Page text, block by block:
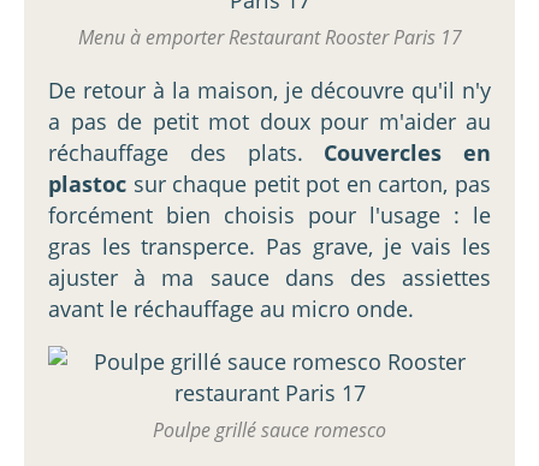
Menu à emporter Restaurant Rooster Paris 17
De retour à la maison, je découvre qu'il n'y
a pas de petit mot doux pour m'aider au
réchauffage des plats. Couvercles en
plastoc sur chaque petit pot en carton, pas
forcément bien choisis pour l'usage : le
gras les transperce. Pas grave, je vais les
ajuster à ma sauce dans des assiettes
avant le réchauffage au micro onde.
Poulpe grillé sauce romesco